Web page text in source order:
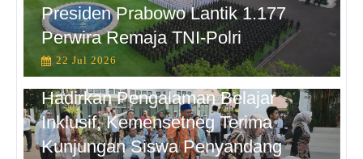
Presiden Prabowo Lantik 1.177
Perwira Remaja TNI-Polri
22 Jul 2026
Hadirkan Pengalaman Belajar
Inklusif, Kemensetneg Terima
Kunjungan Siswa Penyandang